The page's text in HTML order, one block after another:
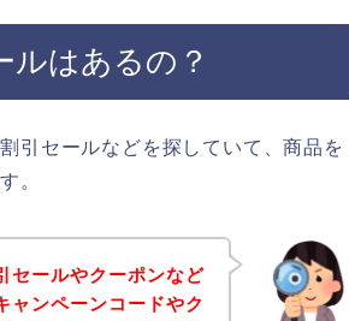
ルはあるの？
引セールなどを探していて、商品を
。
セールやクーポンなど
ャンペーンコードやク